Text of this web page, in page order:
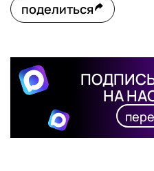
поделиться
НА